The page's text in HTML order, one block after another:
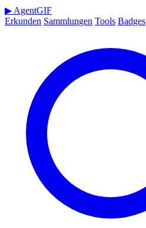
▶ AgentGIF
Erkunden Sammlungen Tools Badges